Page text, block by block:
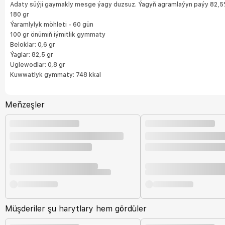
Adaty süýji gaymakly mesge ýagy duzsuz. Ýagyň agramlaýyn paýy
180 gr
Ýaramlylyk möhleti - 60 gün
100 gr önümiň iýmitlik gymmaty
Beloklar: 0,6 gr
Ýaglar: 82,5 gr
Uglewodlar: 0,8 gr
Kuwwatlyk gymmaty: 748 kkal
Meňzeşler
Müşderiler şu harytlary hem gördüler